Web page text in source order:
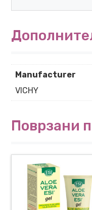
Manufacturer
VICHY
Поврзани